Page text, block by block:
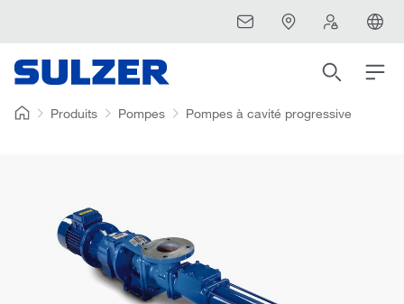
Produits Pompes Pompes à cavité progressive